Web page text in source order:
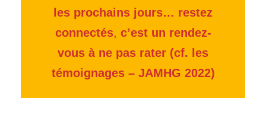
les prochains jours… restez
connectés, c’est un rendez-
vous à ne pas rater (cf. les
témoignages – JAMHG 2022)